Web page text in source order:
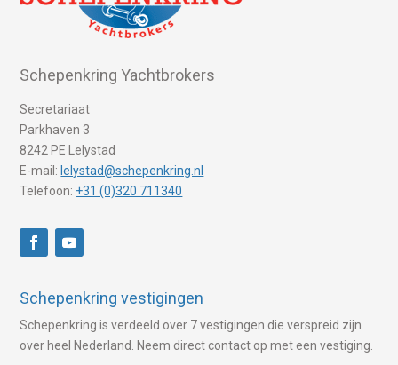
Schepenkring Yachtbrokers
Secretariaat
Parkhaven 3
8242 PE Lelystad
E-mail: lelystad@schepenkring.nl
Telefoon: +31 (0)320 711340
Schepenkring vestigingen
Schepenkring is verdeeld over 7 vestigingen die verspreid zijn
over heel Nederland. Neem direct contact op met een vestiging.